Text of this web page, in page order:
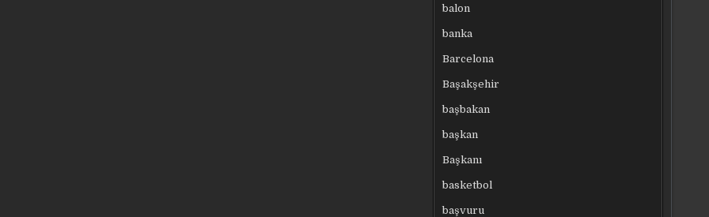
balon
banka
Barcelona
Başakşehir
başbakan
başkan
Başkanı
basketbol
başvuru